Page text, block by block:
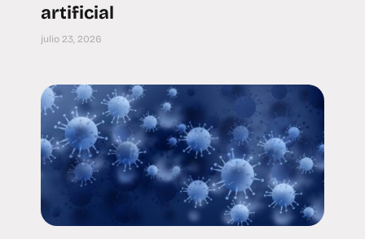
artificial
julio 23, 2026